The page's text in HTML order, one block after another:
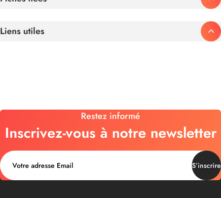
Liens utiles
Restez informé
Inscrivez-vous à notre newsletter
S’inscrire